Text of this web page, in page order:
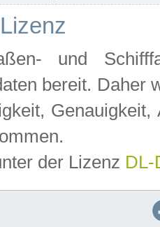
und
bereit. Daher
der Lizenz